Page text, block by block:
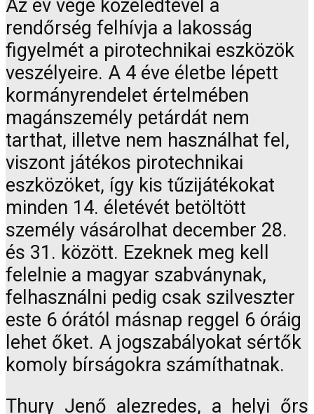
Az év vége közeledtével a
rendőrség felhívja a lakosság
figyelmét a pirotechnikai eszközök
veszélyeire. A 4 éve életbe lépett
kormányrendelet értelmében
magánszemély petárdát nem
tarthat, illetve nem használhat fel,
viszont játékos pirotechnikai
eszközöket, így kis tűzijátékokat
minden 14. életévét betöltött
személy vásárolhat december 28.
és 31. között. Ezeknek meg kell
felelnie a magyar szabványnak,
felhasználni pedig csak szilveszter
este 6 órától másnap reggel 6 óráig
lehet őket. A jogszabályokat sértők
komoly bírságokra számíthatnak.
Thury Jenő alezredes, a helyi őrs